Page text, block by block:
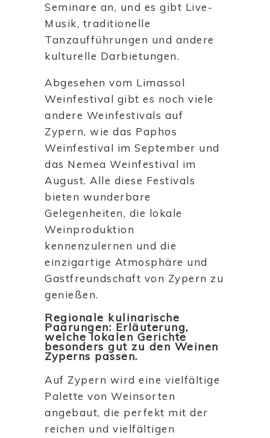
Seminare an, und es gibt Live-
Musik, traditionelle
Tanzaufführungen und andere
kulturelle Darbietungen.
Abgesehen vom Limassol
Weinfestival gibt es noch viele
andere Weinfestivals auf
Zypern, wie das Paphos
Weinfestival im September und
das Nemea Weinfestival im
August. Alle diese Festivals
bieten wunderbare
Gelegenheiten, die lokale
Weinproduktion
kennenzulernen und die
einzigartige Atmosphäre und
Gastfreundschaft von Zypern zu
genießen.
Regionale kulinarische
Paarungen: Erläuterung,
welche lokalen Gerichte
besonders gut zu den Weinen
Zyperns passen.
Auf Zypern wird eine vielfältige
Palette von Weinsorten
angebaut, die perfekt mit der
reichen und vielfältigen